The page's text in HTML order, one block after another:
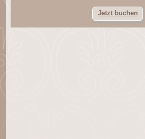
Jetzt buchen